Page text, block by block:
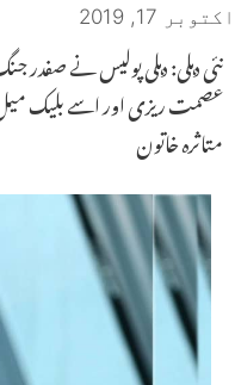
اکتوبر 17, 2019
نئی دہلی: دہلی پولیس نے صفدر
عصمت ریزی اور اسے بلیک
متاثرہ خاتون